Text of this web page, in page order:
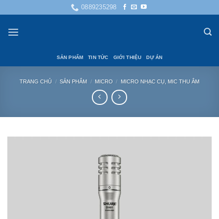
nội
0889235298
SẢN PHẨM TIN TỨC GIỚI THIỆU DỰ ÁN
TRANG CHỦ / SẢN PHẨM / MICRO / MICRO NHẠC CỤ, MIC THU ÂM